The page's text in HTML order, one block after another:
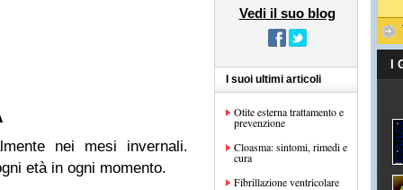
nei mesi invernali.
età in ogni momento.
Vedi il suo blog
I suoi ultimi articoli
Otite esterna trattamento e
prevenzione
Cloasma: sintomi, rimedi e
cura
Fibrillazione ventricolare
I